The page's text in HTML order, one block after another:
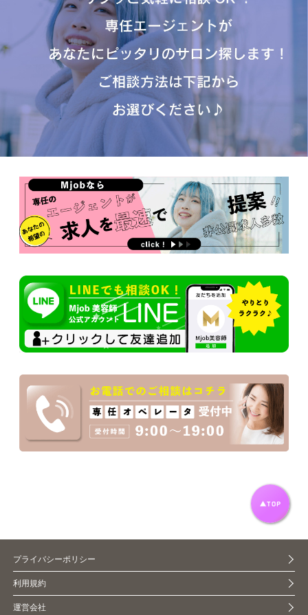
プライバシーポリシー
利用規約
運営会社